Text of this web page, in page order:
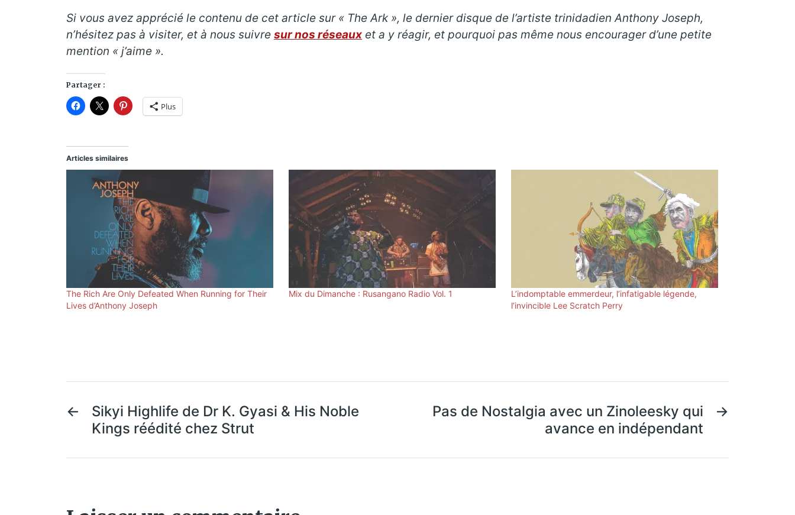
Si vous avez apprécié le contenu de cet article sur « The Ark », le dernier disque de l’artiste trinidadien Anthony Joseph,
n’hésitez pas à visiter, et à nous suivre sur nos réseaux et a y réagir, et pourquoi pas même nous encourager d’une petite
mention « j’aime ».
Partager :
Plus
Articles similaires
The Rich Are Only Defeated When Running for Their
Lives d’Anthony Joseph
Mix du Dimanche : Rusangano Radio Vol. 1
L’indomptable emmerdeur, l’infatigable légende,
l’invincible Lee Scratch Perry
←
Sikyi Highlife de Dr K. Gyasi & His Noble
Kings réédité chez Strut
→
Pas de Nostalgia avec un Zinoleesky qui
avance en indépendant